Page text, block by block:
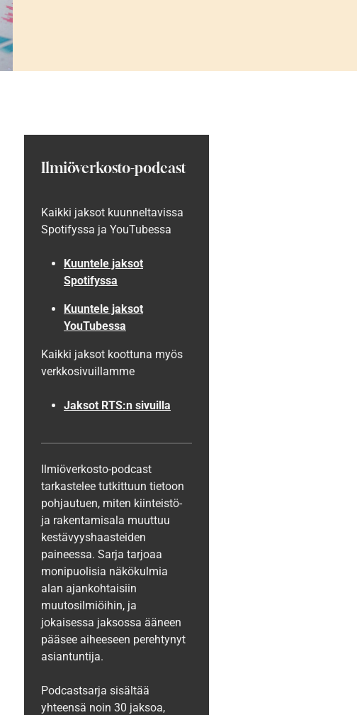
Ilmiöverkosto-podcast
Kaikki jaksot kuunneltavissa
Spotifyssa ja YouTubessa
Kuuntele jaksot
Spotifyssa
Kuuntele jaksot
YouTubessa
Kaikki jaksot koottuna myös
verkkosivuillamme
Jaksot RTS:n sivuilla
Ilmiöverkosto-podcast
tarkastelee tutkittuun tietoon
pohjautuen, miten kiinteistö-
ja rakentamisala muuttuu
kestävyyshaasteiden
paineessa. Sarja tarjoaa
monipuolisia näkökulmia
alan ajankohtaisiin
muutosilmiöihin, ja
jokaisessa jaksossa ääneen
pääsee aiheeseen perehtynyt
asiantuntija.
Podcastsarja sisältää
yhteensä noin 30 jaksoa,